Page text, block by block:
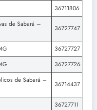
36711806
de Sabará –
36727747
36727727
36727726
de Sabará –
36714437
36727711